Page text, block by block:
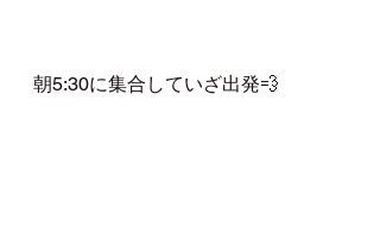
朝5:30に集合していざ出発💨